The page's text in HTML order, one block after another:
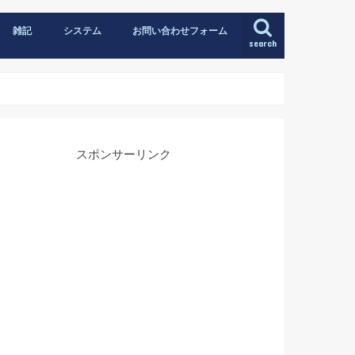
search
雑記 システム お問い合わせフォーム
スポンサーリンク